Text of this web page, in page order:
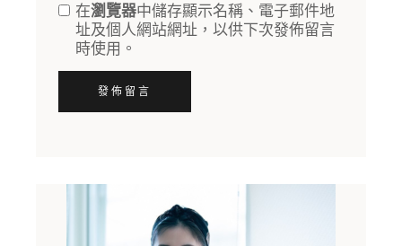
在瀏覽器中儲存顯示名稱、電子郵件地
址及個人網站網址，以供下次發佈留言
時使用。
發佈留言